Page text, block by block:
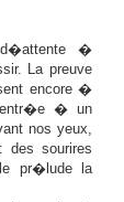
�
La preuve
encore �
� un
nos yeux,
sourires
le pr�lude la